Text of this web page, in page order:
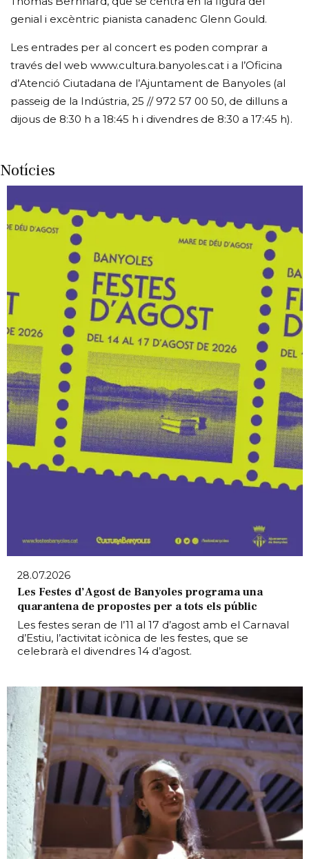
genial i excèntric pianista canadenc Glenn Gould.
Les entrades per al concert es poden comprar a
través del web www.cultura.banyoles.cat i a l’Oficina
d’Atenció Ciutadana de l’Ajuntament de Banyoles (al
passeig de la Indústria, 25 // 972 57 00 50, de dilluns a
dijous de 8:30 h a 18:45 h i divendres de 8:30 a 17:45 h).
Notícies
28.07.2026
Les Festes d’Agost de Banyoles programa una
quarantena de propostes per a tots els públic
Les festes seran de l’11 al 17 d’agost amb el Carnaval
d’Estiu, l’activitat icònica de les festes, que se
celebrarà el divendres 14 d’agost.